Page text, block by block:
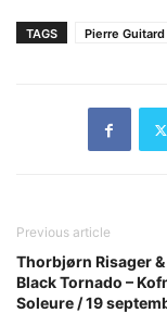
TAGS Pierre Guitard
Previous article
Thorbjørn Risager &
Black Tornado –
Soleure / 19